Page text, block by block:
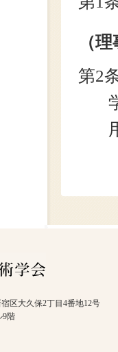
（
第2
区大久保2丁目4番地12号
9階